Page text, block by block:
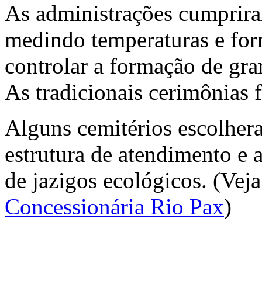
As administrações
medindo temperaturas e
controlar a formação de
As tradicionais cerimônias
Alguns cemitérios
estrutura de atendimento e
de jazigos ecológicos.
Concessionária Rio Pax)